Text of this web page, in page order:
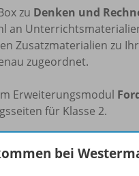
zu Denken und
an
Zusatzmaterialien zu
zugeordnet.
Erweiterungsmodul
für Klasse 2.
dem Kauf finden Sie die
in Ihrer BiBox.
bei